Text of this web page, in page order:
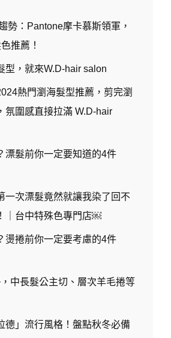
勢：Pantone摩卡慕斯領軍，
推薦！
型，就來W.D-hair salon
熱門瀏海髮型推薦，剪完瀏
氛圍感直接拉滿 W.D-hair
漂髮前你一定要知道的4件
一次漂髮竟然就讓我染了回不
｜台中特殊色專門店￼
燙捲前你一定要考慮的4件
中長髮公主切、層次羊毛捲等
德」流行風格！盤點秋冬必備